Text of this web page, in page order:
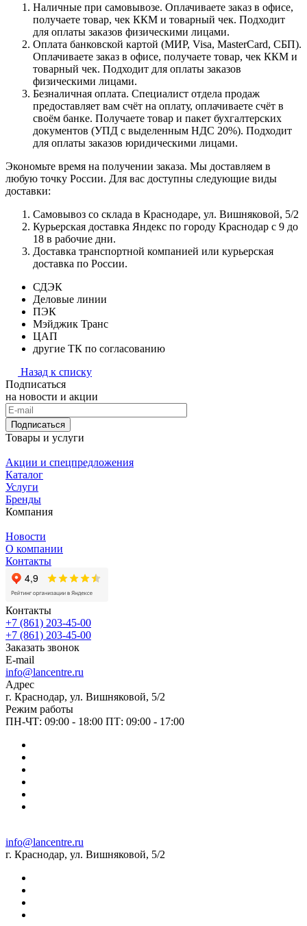
Наличные при самовывозе. Оплачиваете заказ в офисе,
получаете товар, чек ККМ и товарный чек. Подходит
для оплаты заказов физическими лицами.
Оплата банковской картой (МИР, Visa, MasterCard, СБП).
Оплачиваете заказ в офисе, получаете товар, чек ККМ и
товарный чек. Подходит для оплаты заказов
физическими лицами.
Безналичная оплата. Специалист отдела продаж
предоставляет вам счёт на оплату, оплачиваете счёт в
своём банке. Получаете товар и пакет бухгалтерских
документов (УПД с выделенным НДС 20%). Подходит
для оплаты заказов юридическими лицами.
Экономьте время на получении заказа. Мы доставляем в
любую точку России. Для вас доступны следующие виды
доставки:
Самовывоз со склада в Краснодаре, ул. Вишняковой, 5/2
Курьерская доставка Яндекс по городу Краснодар с 9 до
18 в рабочие дни.
Доставка транспортной компанией или курьерская
доставка по России.
СДЭК
Деловые линии
ПЭК
Мэйджик Транс
ЦАП
другие ТК по согласованию
Назад к списку
Подписаться
на новости и акции
Подписаться
Товары и услуги
Акции и спецпредложения
Каталог
Услуги
Бренды
Компания
Новости
О компании
Контакты
Контакты
+7 (861) 203-45-00
+7 (861) 203-45-00
Заказать звонок
E-mail
info@lancentre.ru
Адрес
г. Краснодар, ул. Вишняковой, 5/2
Режим работы
ПН-ЧТ: 09:00 - 18:00 ПТ: 09:00 - 17:00
info@lancentre.ru
г. Краснодар, ул. Вишняковой, 5/2